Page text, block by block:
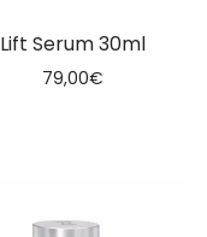
Lift Serum 30ml
79,00€